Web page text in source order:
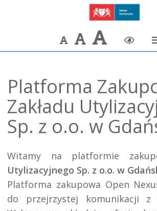
DomyślnaWiększa
czcionkaczcionka Zmiana
Platforma
Zakładu
Sp. z o.o. w
Witamy na platformie
Utylizacyjnego Sp. z o.o. w
Platforma zakupowa Open
do przejrzystej komunikacji z